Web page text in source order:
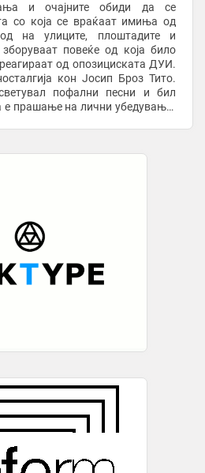
и очајните обиди да се
со која се враќаат имиња од
на улиците, плоштадите и
повеќе од која било
од опозициската ДУИ.
кон Јосип Броз Тито.
пофални песни и бил
е прашање на лични убедувања.